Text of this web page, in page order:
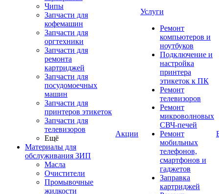
Чипы
Запчасти для
кофемашин
Запчасти для
оргтехники
Запчасти для
ремонта
картриджей
Запчасти для
посудомоечных
машин
Запчасти для
принтеров этикеток
Запчасти для
телевизоров
Ещё
Материалы для
обслуживания ЗИП
Масла
Очистители
Промывочные
жидкости
Акции
Услуги
Ремонт
компьютеров и
ноутбуков
Подключение и
настройка
принтера
этикеток к ПК
Ремонт
телевизоров
Ремонт
микроволновых
СВЧ-печей
Ремонт
мобильных
телефонов,
смартфонов и
гаджетов
Заправка
картриджей